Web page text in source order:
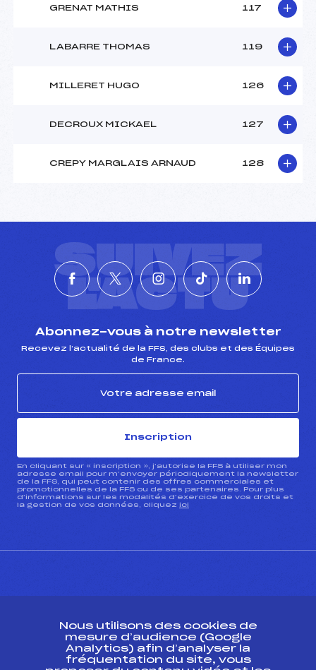
GRENAT MATHIS 117
LABARRE THOMAS 119
MILLERET HUGO 126
DECROUX MICKAEL 127
CREPY MARGLAIS ARNAUD 128
SUIVEZ
L'ACTU
Abonnez-vous à notre newsletter
Recevez l’actualité de la FFS, des clubs et des Équipes
de France.
Inscription
En cliquant sur « inscription », j’autorise la FFS à utiliser mon
adresse email pour m’envoyer périodiquement la newsletter
de la FFS, qui peut contenir des offres commerciales et
promotionnelles de la FFS ou de ses partenaires. Pour plus
d’informations sur les modalités d’exercice de vos droits et
la gestion de vos données, cliquez ici
Ressources
Nous utilisons des cookies de
mesure d’audience (Google
Analytics) afin d’analyser la
fréquentation du site, vous